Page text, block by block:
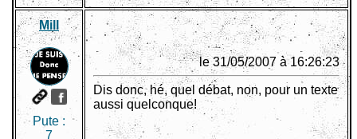
Mill
Pute :
7
le 31/05/2007 à 16:26:23
Dis donc, hé, quel débat, non, pour un texte
aussi quelconque!